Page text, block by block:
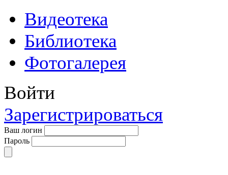
Видеотека
Библиотека
Фотогалерея
Войти
Зарегистрироваться
Ваш логин
Пароль